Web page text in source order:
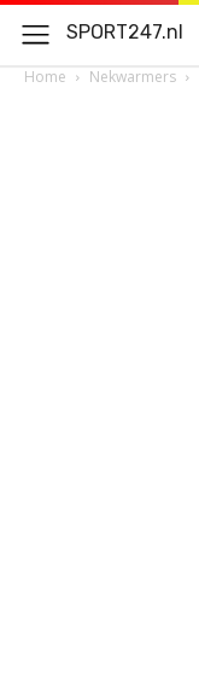
SPORT247.nl
Home Nekwarmers